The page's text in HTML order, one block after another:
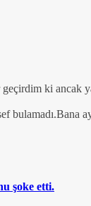
geçirdim ki ancak
şoke etti.